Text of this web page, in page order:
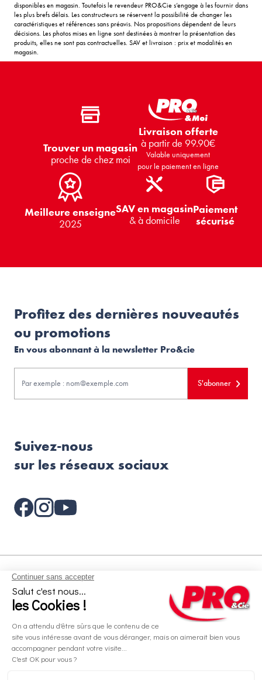
disponibles en magasin. Toutefois le revendeur PRO&Cie s’engage à les fournir dans
les plus brefs délais. Les constructeurs se réservent la possibilité de changer les
caractéristiques et références sans préavis. Nos propositions dépendent de leurs
décisions. Les photos mises en ligne sont destinées à montrer la présentation des
produits, elles ne sont pas contractuelles. SAV et livraison : prix et modalités en
magasin.
Trouver un magasin
proche de chez moi
Livraison offerte
à partir de 99.90€
Valable uniquement
pour le paiement en ligne
Meilleure enseigne
2025
SAV en magasin
& à domicile
Paiement
sécurisé
Profitez des dernières nouveautés
ou promotions
En vous abonnant à la newsletter Pro&cie
S'abonner
Suivez-nous
sur les réseaux sociaux
Aides et informations
Services
Informations légales